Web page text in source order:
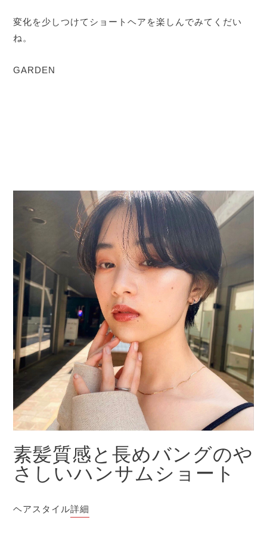
変化を少しつけてショートヘアを楽しんでみてくだい
ね。
GARDEN
素髪質感と長めバングのや
さしいハンサムショート
ヘアスタイル詳細